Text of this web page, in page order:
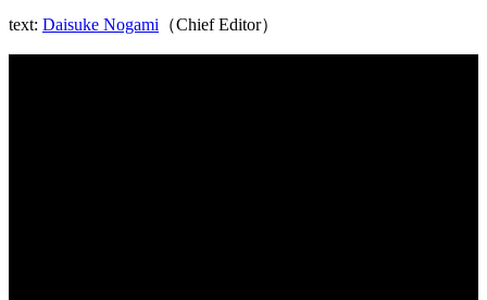
text: Daisuke Nogami （Chief Editor）